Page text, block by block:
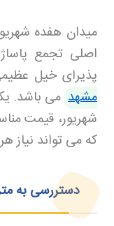
میدان هفده
اصلی تجمع
پذیرای خیل
مشهد می باشد.
شهریور، قیمت
که می تواند نیاز
دستررسی به